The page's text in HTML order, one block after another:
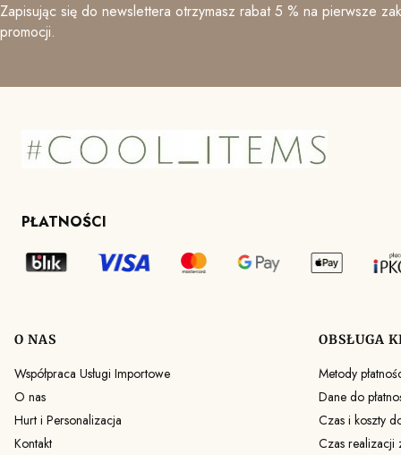
Zapisując się do newslettera otrzymasz rabat 5 % na pierwsze
promocji.
PŁATNOŚCI
Linki w stopce
O NAS
Współpraca Usługi Importowe
O nas
Hurt i Personalizacja
Kontakt
OBSŁUGA
Metody
Dane do
Czas i koszty
Czas realizacji